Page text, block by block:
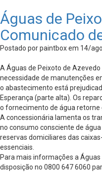
Águas de
Comunicado
Postado por paintbox em 14/
A Águas de Peixoto de
necessidade de manutenções
o abastecimento está
Esperança (parte alta). Os
o fornecimento de água retorne
A concessionária lamenta os
no consumo consciente de
reservas domiciliares das
essenciais.
Para mais informações a
disposição no 0800 647 6060